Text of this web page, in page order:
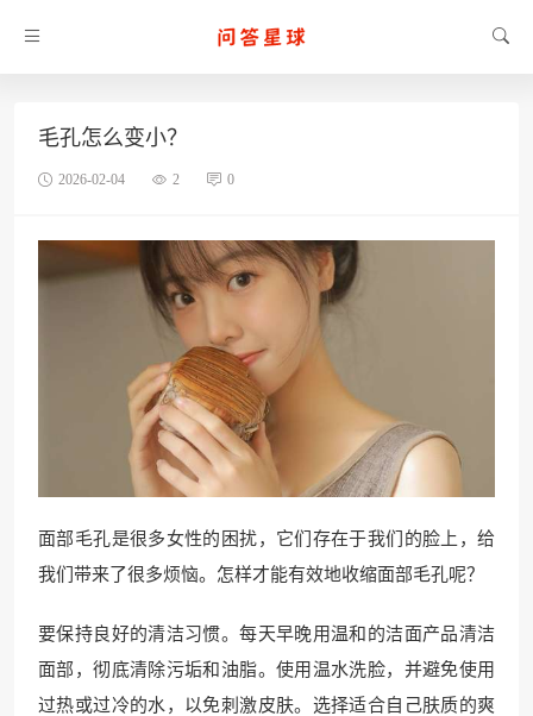
毛孔怎么变小？
2026-02-04 2 0
面部毛孔是很多女性的困扰，它们存在于我们的脸上，给
我们带来了很多烦恼。怎样才能有效地收缩面部毛孔呢？
要保持良好的清洁习惯。每天早晚用温和的洁面产品清洁
面部，彻底清除污垢和油脂。使用温水洗脸，并避免使用
过热或过冷的水，以免刺激皮肤。选择适合自己肤质的爽